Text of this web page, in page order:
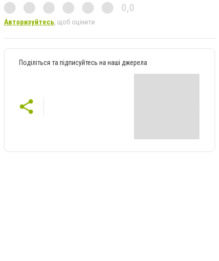
0,0
Авторизуйтесь, щоб оцінити
Поділіться та підписуйтесь на наші джерела